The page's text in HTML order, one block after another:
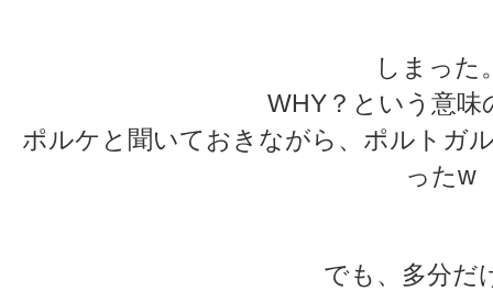
しまった
WHY？という意味
ポルケと聞いておきながら、ポルトガ
ったw
でも、多分だ